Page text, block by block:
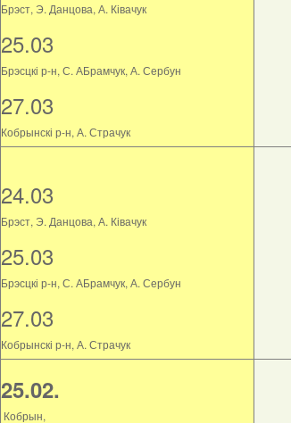
Брэст, Э. Данцова, А. Ківачук
25.03
Брэсцкі р-н, С. АБрамчук, А. Сербун
27.03
Кобрынскі р-н, А. Страчук
24.03
Брэст, Э. Данцова, А. Ківачук
25.03
Брэсцкі р-н, С. АБрамчук, А. Сербун
27.03
Кобрынскі р-н, А. Страчук
25.02.
Кобрын,